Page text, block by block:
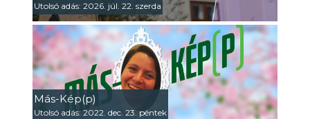
Utolsó adás: 2026. júl. 22. szerda
Más-Kép(p)
Utolsó adás: 2022. dec. 23. péntek